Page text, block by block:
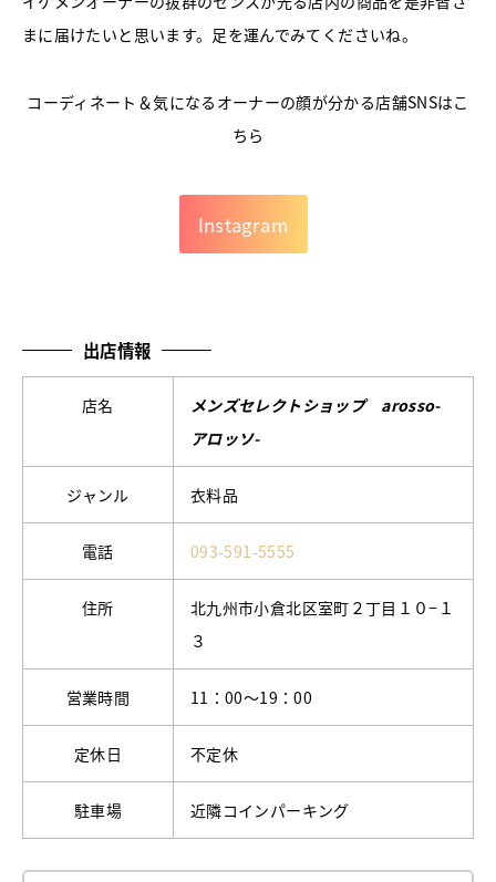
まに届けたいと思います。足を運んでみてくださいね。
コーディネート＆気になるオーナーの顔が分かる店舗SNSはこ
ちら
Instagram
出店情報
店名
メンズセレクトショップ arosso-
アロッソ-
ジャンル 衣料品
電話 093-591-5555
住所
北九州市小倉北区室町２丁目１０−１
３
営業時間 11：00～19：00
定休日 不定休
駐車場 近隣コインパーキング